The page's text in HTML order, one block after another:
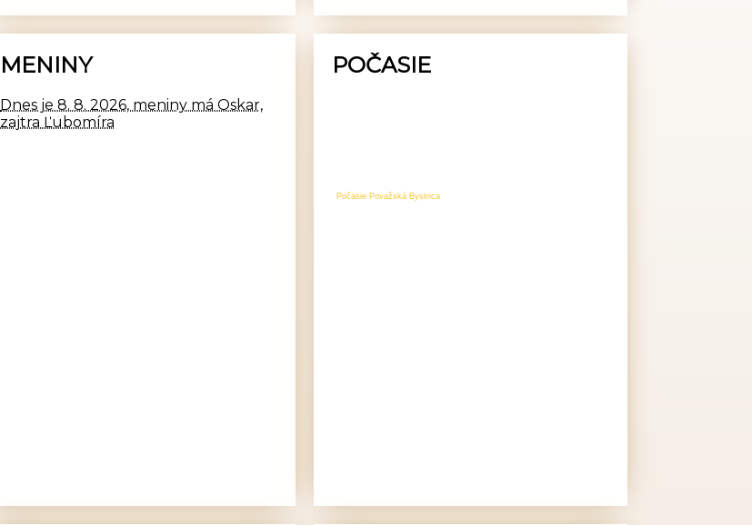
MENINY
Dnes je 8. 8. 2026, meniny má Oskar,
zajtra Ľubomíra
POČASIE
Počasie Považská Bystrica